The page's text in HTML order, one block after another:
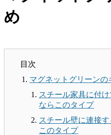
め
目次
マグネットグリーン
スチール家具に付
ならこのタイプ
スチール壁に連接
このタイプ